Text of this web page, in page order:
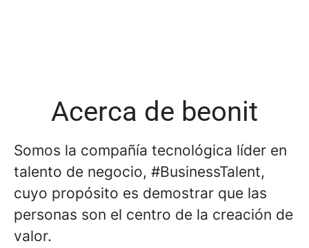
Acerca de beonit
Somos la compañía tecnológica líder en
talento de negocio, #BusinessTalent,
cuyo propósito es demostrar que las
personas son el centro de la creación de
valor.